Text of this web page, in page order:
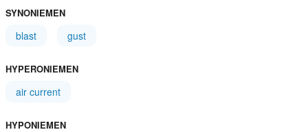
SYNONIEMEN
blast gust
HYPERONIEMEN
air current
HYPONIEMEN